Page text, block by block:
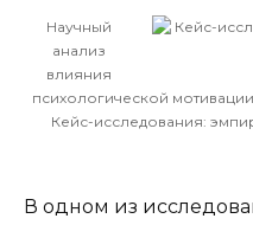
Научный
анализ
влияния
психологической
Кейс-исследования:
В одном из